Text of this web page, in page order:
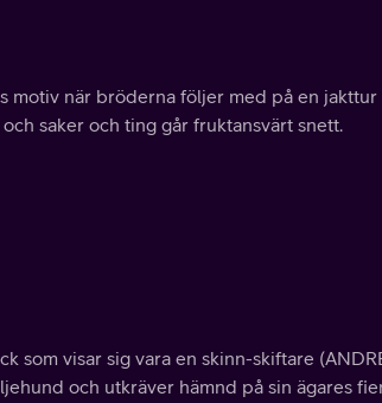
motiv när bröderna följer med på en jakttur
saker och ting går fruktansvärt snett.
som visar sig vara en skinn-skiftare
och utkräver hämnd på sin ägares